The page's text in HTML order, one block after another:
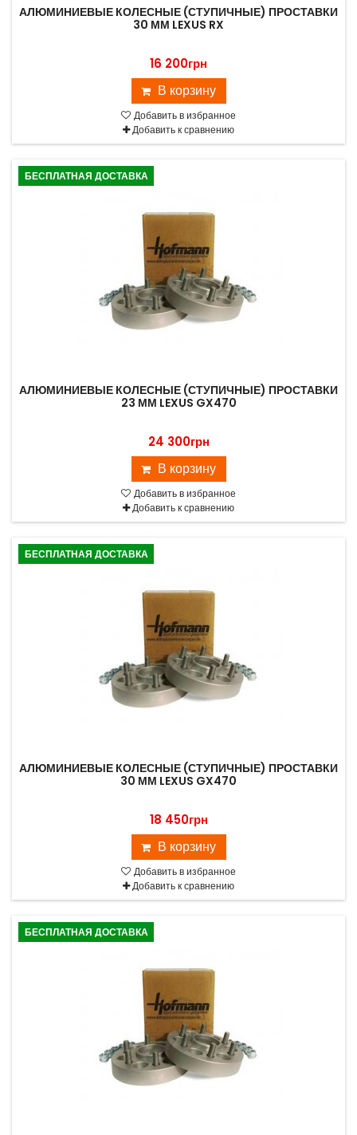
АЛЮМИНИЕВЫЕ КОЛЕСНЫЕ (СТУПИЧНЫЕ) ПРОСТАВКИ
30 ММ LEXUS RX
16 200грн
В корзину
Добавить в избранное
Добавить к сравнению
БЕСПЛАТНАЯ ДОСТАВКА
АЛЮМИНИЕВЫЕ КОЛЕСНЫЕ (СТУПИЧНЫЕ) ПРОСТАВКИ
23 ММ LEXUS GX470
24 300грн
В корзину
Добавить в избранное
Добавить к сравнению
БЕСПЛАТНАЯ ДОСТАВКА
АЛЮМИНИЕВЫЕ КОЛЕСНЫЕ (СТУПИЧНЫЕ) ПРОСТАВКИ
30 ММ LEXUS GX470
18 450грн
В корзину
Добавить в избранное
Добавить к сравнению
БЕСПЛАТНАЯ ДОСТАВКА